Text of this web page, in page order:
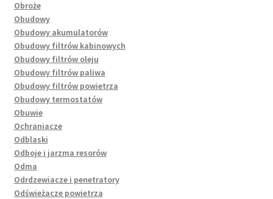
Obroże
Obudowy
Obudowy akumulatorów
Obudowy filtrów kabinowych
Obudowy filtrów oleju
Obudowy filtrów paliwa
Obudowy filtrów powietrza
Obudowy termostatów
Obuwie
Ochraniacze
Odblaski
Odboje i jarzma resorów
Odma
Odrdzewiacze i penetratory
Odświeżacze powietrza